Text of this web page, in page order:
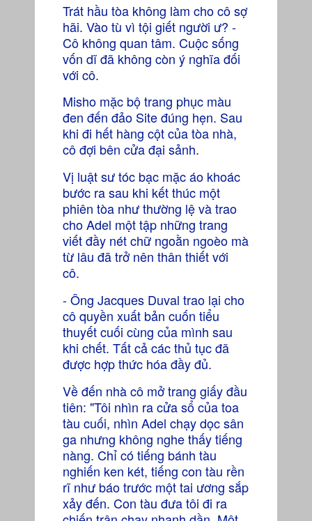
Trát hầu tòa không làm cho cô sợ
hãi. Vào tù vì tội giết người ư? -
Cô không quan tâm. Cuộc sống
vốn dĩ đã không còn ý nghĩa đối
với cô.
Misho mặc bộ trang phục màu
đen đến đảo Site đúng hẹn. Sau
khi đi hết hàng cột của tòa nhà,
cô đợi bên cửa đại sảnh.
Vị luật sư tóc bạc mặc áo khoác
bước ra sau khi kết thúc một
phiên tòa như thường lệ và trao
cho Adel một tập những trang
viết đầy nét chữ ngoằn ngoèo mà
từ lâu đã trở nên thân thiết với
cô.
- Ông Jacques Duval trao lại cho
cô quyền xuất bản cuốn tiểu
thuyết cuối cùng của mình sau
khi chết. Tất cả các thủ tục đã
được hợp thức hóa đầy đủ.
Về đến nhà cô mở trang giấy đầu
tiên: "Tôi nhìn ra cửa sổ của toa
tàu cuối, nhìn Adel chạy dọc sân
ga nhưng không nghe thấy tiếng
nàng. Chỉ có tiếng bánh tàu
nghiến ken két, tiếng con tàu rền
rĩ như báo trước một tai ương sắp
xảy đến. Con tàu đưa tôi đi ra